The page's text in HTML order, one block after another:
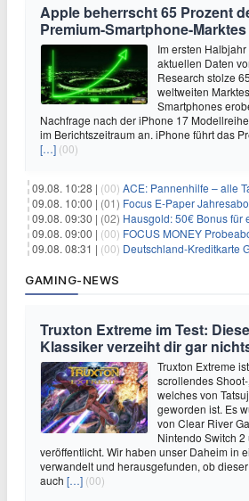
Apple beherrscht 65 Prozent
Premium-Smartphone-Marktes
Im ersten
aktuellen Daten
Research stolze
weltweiten
Smartphones
Nachfrage nach der iPhone 17
im Berichtszeitraum an. iPhone führt das
[…] (00)
09.08. 10:28 | (00) ACE: Pannenhilfe – alle Tarife
09.08. 10:00 | (01) Focus E-Paper Jahresabo: 52 Ausgaben
09.08. 09:30 | (02) Hausgold: 50€ Bonus für eine
09.08. 09:00 | (00) FOCUS MONEY Probeabo: 5
09.08. 08:31 | (00) Deutschland-Kreditkarte Gold mit
GAMING-NEWS
Truxton Extreme im Test:
Klassiker verzeiht dir gar
Truxton Extreme
scrollendes
welches von
geworden ist. Es
von Clear River
Nintendo Switch
veröffentlicht. Wir haben unser Daheim in
verwandelt und herausgefunden, ob
auch […] (00)